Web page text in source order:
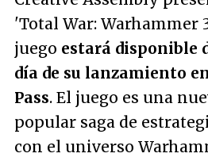
'Total War: Warhammer
juego estará disponible
día de su lanzamiento
Pass. El juego es una
popular saga de
con el universo